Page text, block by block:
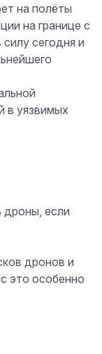
на полёты
на границе с
сегодня и
в уязвимых
если
дронов и
это особенно